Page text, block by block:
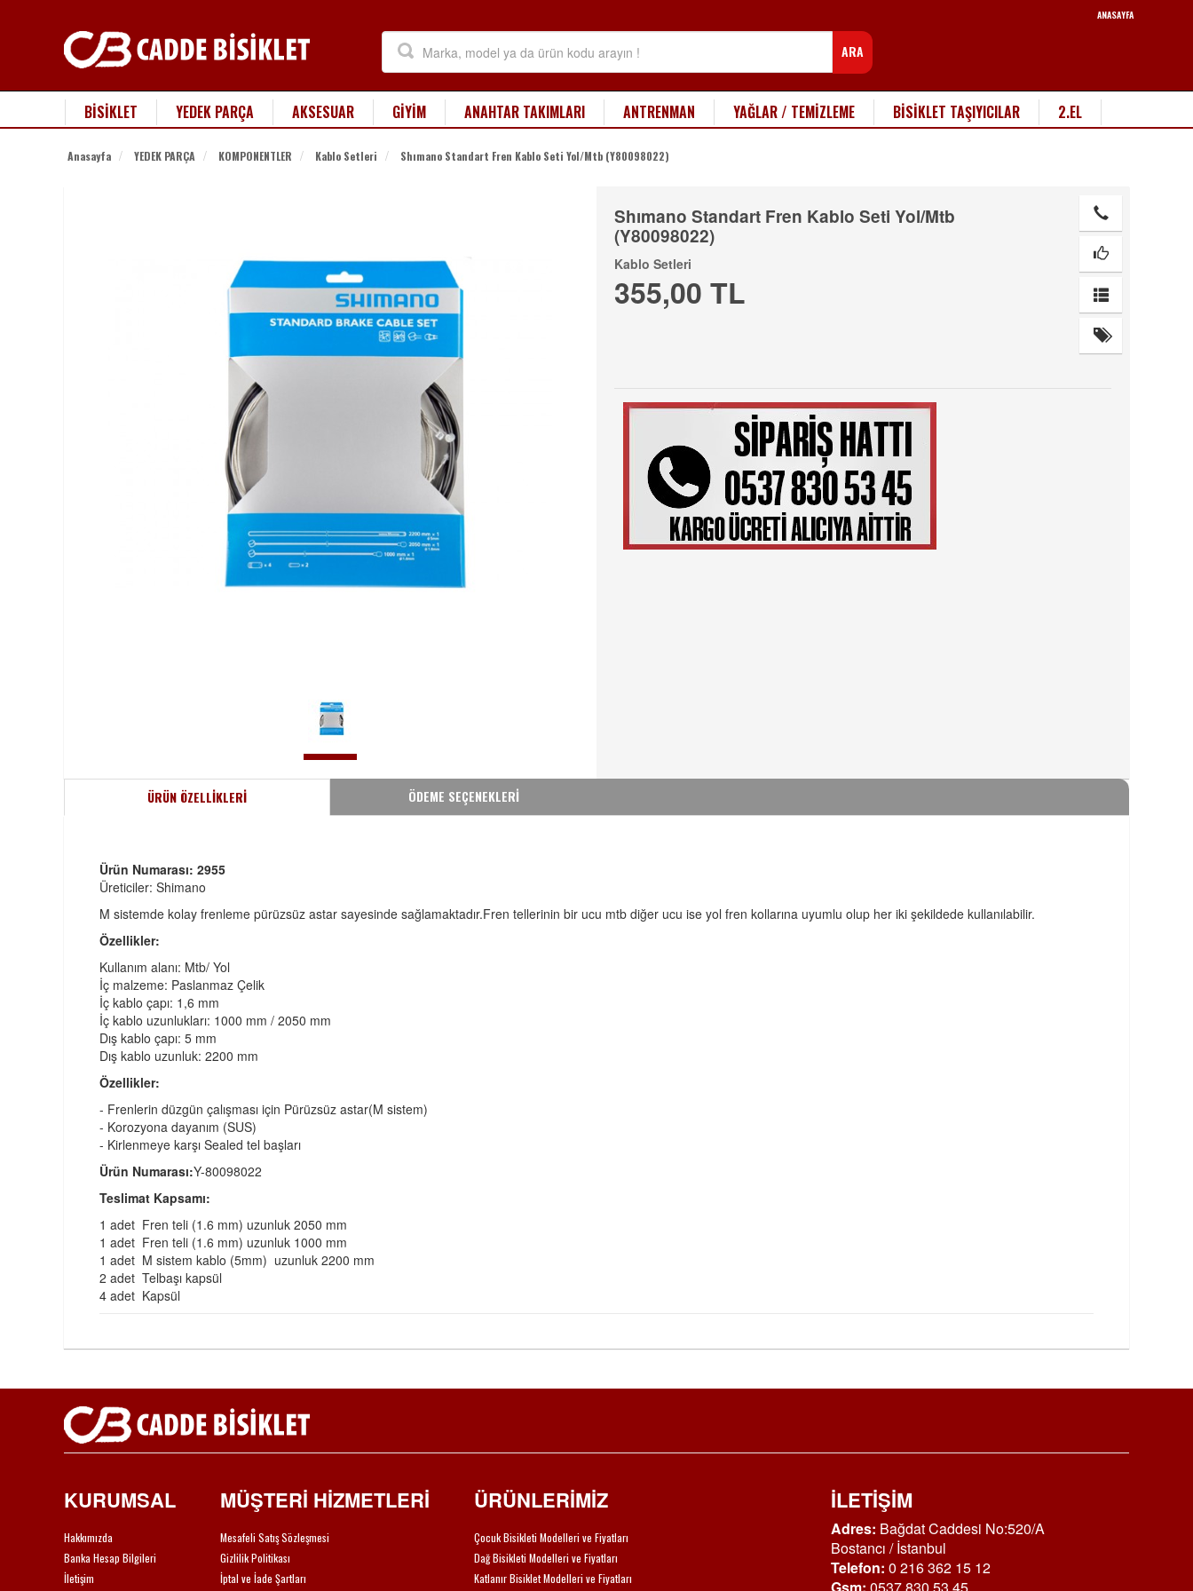
ANASAYFA
ARA
BİSİKLET YEDEK PARÇA AKSESUAR GİYİM ANAHTAR TAKIMLARI ANTRENMAN YAĞLAR / TEMİZLEME BİSİKLET TAŞIYICILAR 2.EL
Anasayfa YEDEK PARÇA KOMPONENTLER Kablo Setleri Shımano Standart Fren Kablo Seti Yol/Mtb (Y80098022)
Shımano Standart Fren Kablo Seti Yol/Mtb
(Y80098022)
Kablo Setleri
355,00 TL
ÜRÜN ÖZELLİKLERİ ÖDEME SEÇENEKLERİ
Ürün Numarası: 2955
Üreticiler: Shimano
M sistemde kolay frenleme pürüzsüz astar sayesinde sağlamaktadır.Fren tellerinin bir ucu mtb diğer ucu ise yol fren kollarına uyumlu olup her iki şekildede kullanılabilir.
Özellikler:
Kullanım alanı: Mtb/ Yol
İç malzeme: Paslanmaz Çelik
İç kablo çapı: 1,6 mm
İç kablo uzunlukları: 1000 mm / 2050 mm
Dış kablo çapı: 5 mm
Dış kablo uzunluk: 2200 mm
Özellikler:
- Frenlerin düzgün çalışması için Pürüzsüz astar(M sistem)
- Korozyona dayanım (SUS)
- Kirlenmeye karşı Sealed tel başları
Ürün Numarası:Y-80098022
Teslimat Kapsamı:
1 adet Fren teli (1.6 mm) uzunluk 2050 mm
1 adet Fren teli (1.6 mm) uzunluk 1000 mm
1 adet M sistem kablo (5mm) uzunluk 2200 mm
2 adet Telbaşı kapsül
4 adet Kapsül
KURUMSAL
Hakkımızda
Banka Hesap Bilgileri
İletişim
MÜŞTERİ HİZMETLERİ
Mesafeli Satış Sözleşmesi
Gizlilik Politikası
İptal ve İade Şartları
ÜRÜNLERİMİZ
Çocuk Bisikleti Modelleri ve Fiyatları
Dağ Bisikleti Modelleri ve Fiyatları
Katlanır Bisiklet Modelleri ve Fiyatları
İLETİŞİM
Adres: Bağdat Caddesi No:520/A
Bostancı / İstanbul
Telefon: 0 216 362 15 12